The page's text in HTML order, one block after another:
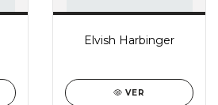
Elvish Harbinger
VER